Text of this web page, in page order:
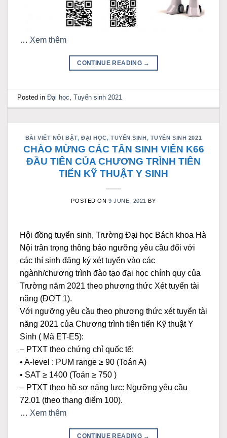
… Xem thêm
CONTINUE READING →
Posted inĐại học,Tuyển sinh 2021
BÀI VIẾT NỔI BẬT, ĐẠI HỌC, TUYỂN SINH, TUYỂN SINH 2021
CHÀO MỪNG CÁC TÂN SINH VIÊN K66
ĐẦU TIÊN CỦA CHƯƠNG TRÌNH TIÊN
TIẾN KỸ THUẬT Y SINH
POSTED ON9 JUNE, 2021 BY
Hội đồng tuyển sinh, Trường Đại học Bách khoa Hà
Nội trân trọng thông báo ngưỡng yêu cầu đối với
các thí sinh đăng ký xét tuyển vào các
ngành/chương trình đào tạo đại học chính quy của
Trường năm 2021 theo phương thức Xét tuyển tài
năng (ĐỢT 1).
Với ngưỡng yêu cầu theo phương thức xét tuyển tài
năng 2021 của Chương trình tiên tiến Kỹ thuật Y
Sinh ( Mã ET-E5):
– PTXT theo chứng chỉ quốc tế:
• A-level : PUM range ≥ 90 (Toán A)
• SAT ≥ 1400 (Toán ≥ 750 )
– PTXT theo hồ sơ năng lực: Ngưỡng yêu cầu
72.01 (theo thang điểm 100).
… Xem thêm
CONTINUE READING →